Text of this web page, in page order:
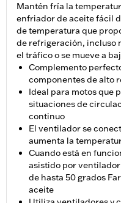
Mantén fría la
enfriador de aceite fácil
de temperatura que
de refrigeración, incluso
el tráfico o se mueve a
Complemento
componentes de alto
Ideal para motos que
situaciones de
continuo
El ventilador se
aumenta la
Cuando está en
asistido por
de hasta 50 grados
aceite